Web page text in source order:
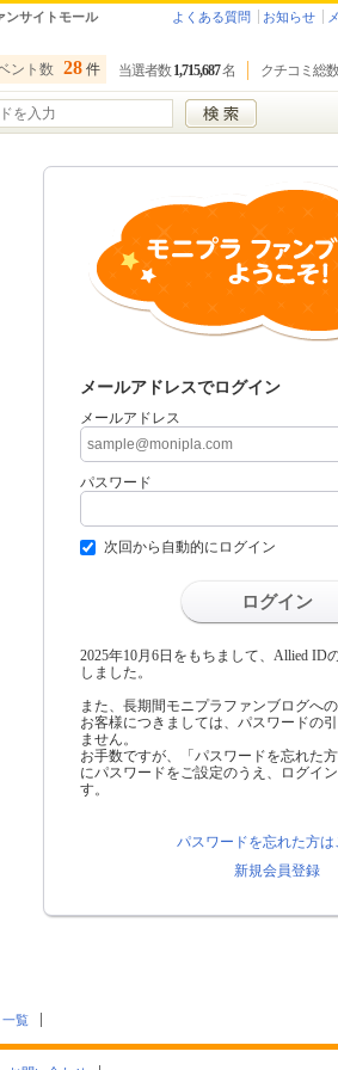
ンサイトモール よくある質問 お知らせ
ント数 28 件 当選者数 1,715,687名 クチコミ総数
メールアドレスでログイン
メールアドレス
パスワード
次回から自動的にログイン
ログイン
2025年10月6日をもちまして、Allied ID
しました。
また、長期間モニプラファンブログへ
お客様につきましては、パスワードの
ません。
お手数ですが、「パスワードを忘れた
にパスワードをご設定のうえ、ログイ
す。
パスワードを忘れた方は
新規会員登録
一覧